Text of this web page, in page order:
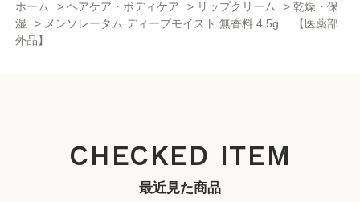
ホーム >ヘアケア・ボディケア > リップクリーム > 乾燥・保
湿
> メンソレータム ディープモイスト 無香料 4.5g 【医薬部
外品】
CHECKED ITEM
最近見た商品